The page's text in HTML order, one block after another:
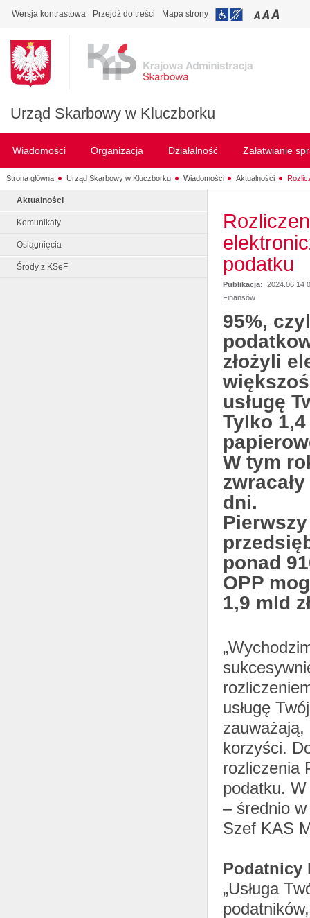
Wersja kontrastowa Przejdź do treści Mapa strony
Urząd Skarbowy w Kluczborku
Wiadomości Organizacja Działalność Załatwianie
Strona główna Urząd Skarbowy w Kluczborku Wiadomości Aktualności
Aktualności
Komunikaty
Osiągnięcia
Środy z KSeF
podatku
Publikacja: 2024.06.14
Finansów
95%,
złożyli
usługę
Tylko
W tym
dni.
ponad
OPP
1,9 mld
usługę
korzyści.
rozliczenia
podatku.
– średnio
Szef KAS
Podatnicy
„Usługa